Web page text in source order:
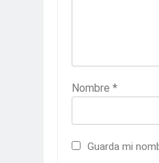
Nombre *
Guarda mi